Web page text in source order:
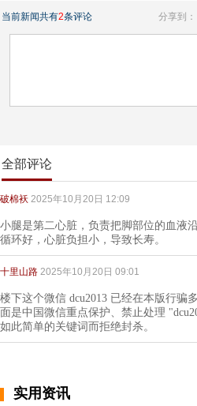
当前新闻共有2条评论 分享到：
全部评论
破棉袄 2025年10月20日 12:09
小腿是第二心脏，负责把脚部位的血液
循环好，心脏负担小，导致长寿。
十里山路 2025年10月20日 09:01
楼下这个微信 dcu2013 已经在本版行骗
面是中国微信重点保护、禁止处理
如此简单的关键词而拒绝封杀。
实用资讯